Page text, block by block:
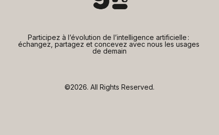
Participez à l’évolution de l’intelligence artificielle :
échangez, partagez et concevez avec nous les usages
de demain
©2026. All Rights Reserved.